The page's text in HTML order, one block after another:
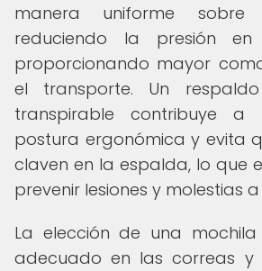
manera uniforme sobre
reduciendo la presión
proporcionando mayor
el transporte. Un
transpirable contribuye a
postura ergonómica y evita
claven en la espalda, lo que
prevenir lesiones y molestias
La elección de una
adecuado en las correas y